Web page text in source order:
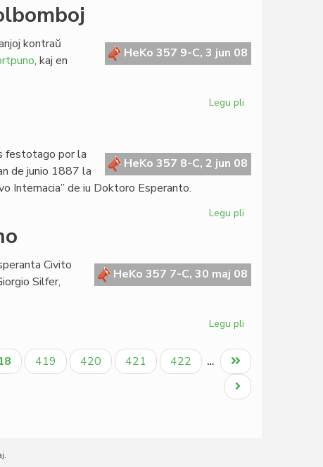
renkonto
en
HeKo 357 9-C, 3 jun 08
kontraŭ
, kaj en
Legu pli
pri
grapolbomboj
HeKo 357 8-C, 2 jun 08
festotago por la
de junio 1887 la
Internacia” de iu Doktoro Esperanto.
Legu pli
HeKo 357 7-C, 30 maj 08
Civito
Silfer,
Legu pli
Kapitulo
kunvenis
en
Vilno
Paĝo
419 Paĝo
420 Paĝo
421 Paĝo
422 …
Last
page
Next
page